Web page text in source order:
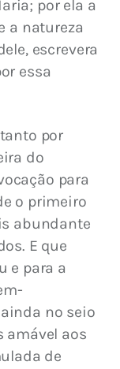
por ela a
a natureza
escrevera
essa
por
do
para
o primeiro
abundante
E que
e para a
no seio
amável aos
de